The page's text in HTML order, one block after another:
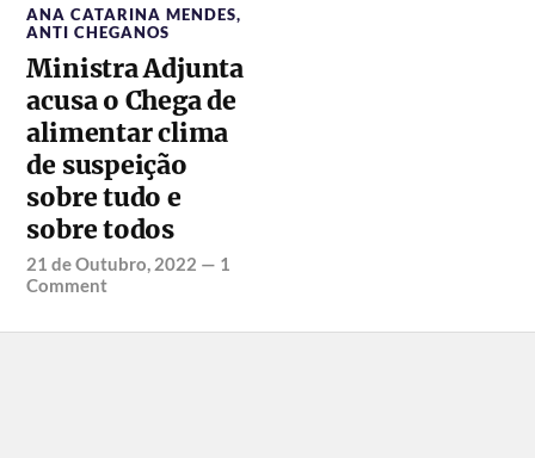
ANA CATARINA MENDES,
ANTI CHEGANOS
Ministra Adjunta
acusa o Chega de
alimentar clima
de suspeição
sobre tudo e
sobre todos
21 de Outubro, 2022 — 1
Comment